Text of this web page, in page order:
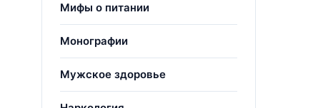
Мифы о питании
Монографии
Мужское здоровье